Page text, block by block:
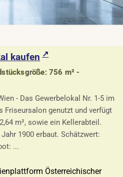
kaufen
756 m² -
- Das Gewerbelokal Nr. 1-5 im
Friseursalon genutzt und verfügt
m², sowie ein Kellerabteil.
1900 erbaut. Schätzwert:
...
Österreichischer